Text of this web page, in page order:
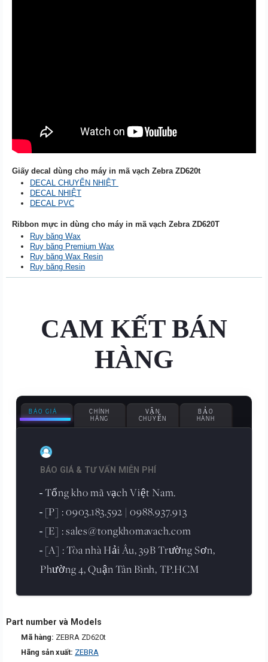
Giấy decal dùng cho máy in mã vạch Zebra ZD620t
DECAL CHUYỂN NHIỆT
DECAL NHIỆT
DECAL PVC
Ribbon mực in dùng cho máy in mã vạch Zebra ZD620T
Ruy băng Wax
Ruy băng Premium Wax
Ruy băng Wax Resin
Ruy băng Resin
CAM KẾT BÁN
HÀNG
BÁO GIÁ
CHÍNH
HÃNG
VẬN
CHUYỂN
BẢO
HÀNH
BÁO GIÁ & TƯ VẤN MIỄN PHÍ
- Tổng kho mã vạch Việt Nam.
- [P] : 0903.183.592 | 0988.937.913
- [E] : sales@tongkhomavach.com
- [A] : Tòa nhà Hải Âu, 39B Trường Sơn,
Phường 4, Quận Tân Bình, TP.HCM
Part number và Models
Mã hàng: ZEBRA ZD620t
Hãng sản xuất: ZEBRA